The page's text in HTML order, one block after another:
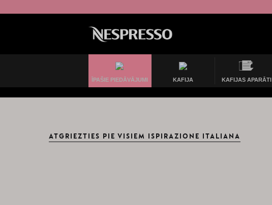
ĪPAŠIE PIEDĀVĀJUMI KAFIJA KAFIJAS APARĀTI
ATGRIEZTIES PIE VISIEM ISPIRAZIONE ITALIANA